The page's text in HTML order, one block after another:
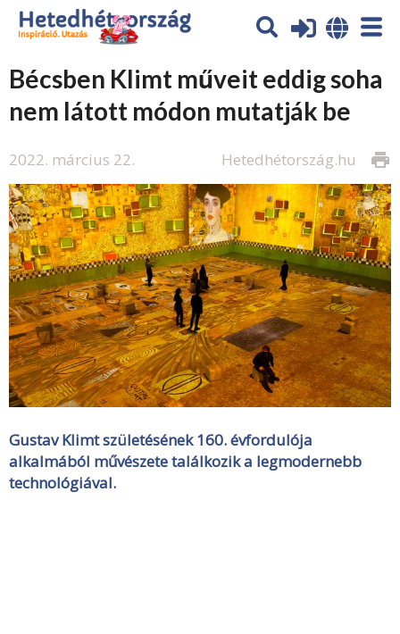
Bécsben Klimt műveit eddig soha
nem látott módon mutatják be
2022. március 22. print
Hetedhétország.hu
Gustav Klimt születésének 160. évfordulója
alkalmából művészete találkozik a legmodernebb
technológiával.